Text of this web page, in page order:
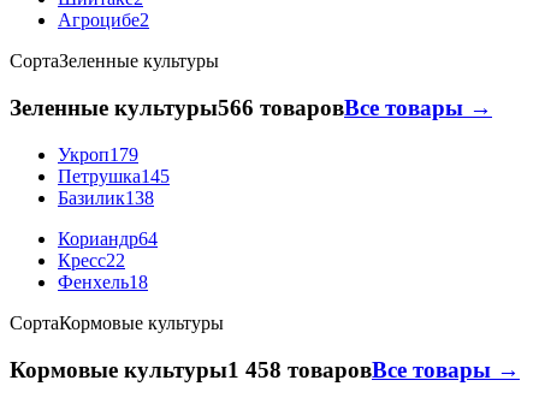
Агроцибе2
СортаЗеленные культуры
Зеленные культуры566 товаровВсе товары →
Укроп179
Петрушка145
Базилик138
Кориандр64
Кресс22
Фенхель18
СортаКормовые культуры
Кормовые культуры1 458 товаровВсе товары →